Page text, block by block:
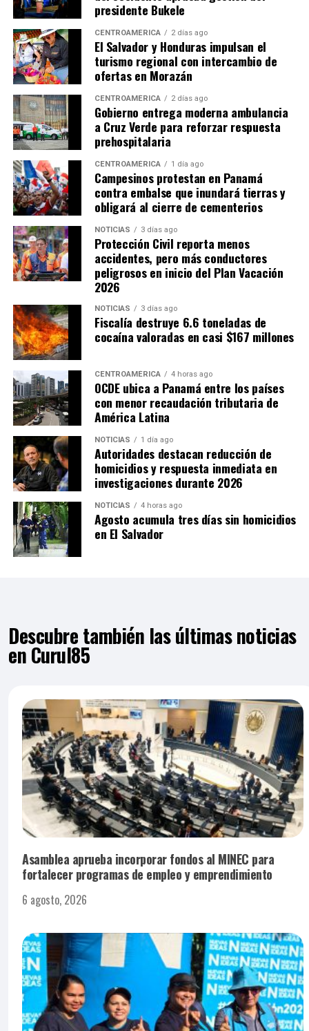
presidente Bukele
CENTROAMÉRICA 2 días ago
El Salvador y Honduras impulsan el
turismo regional con intercambio de
ofertas en Morazán
CENTROAMÉRICA 2 días ago
Gobierno entrega moderna ambulancia
a Cruz Verde para reforzar respuesta
prehospitalaria
CENTROAMÉRICA 1 día ago
Campesinos protestan en Panamá
contra embalse que inundará tierras y
obligará al cierre de cementerios
NOTICIAS 3 días ago
Protección Civil reporta menos
accidentes, pero más conductores
peligrosos en inicio del Plan Vacación
2026
NOTICIAS 3 días ago
Fiscalía destruye 6.6 toneladas de
cocaína valoradas en casi $167 millones
CENTROAMÉRICA 4 horas ago
OCDE ubica a Panamá entre los países
con menor recaudación tributaria de
América Latina
NOTICIAS 1 día ago
Autoridades destacan reducción de
homicidios y respuesta inmediata en
investigaciones durante 2026
NOTICIAS 4 horas ago
Agosto acumula tres días sin homicidios
en El Salvador
Descubre también las últimas noticias
en Curul85
Asamblea aprueba incorporar fondos al MINEC para
fortalecer programas de empleo y emprendimiento
6 agosto, 2026